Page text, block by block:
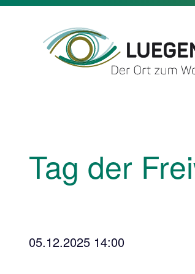
Tag der
05.12.2025 14:00